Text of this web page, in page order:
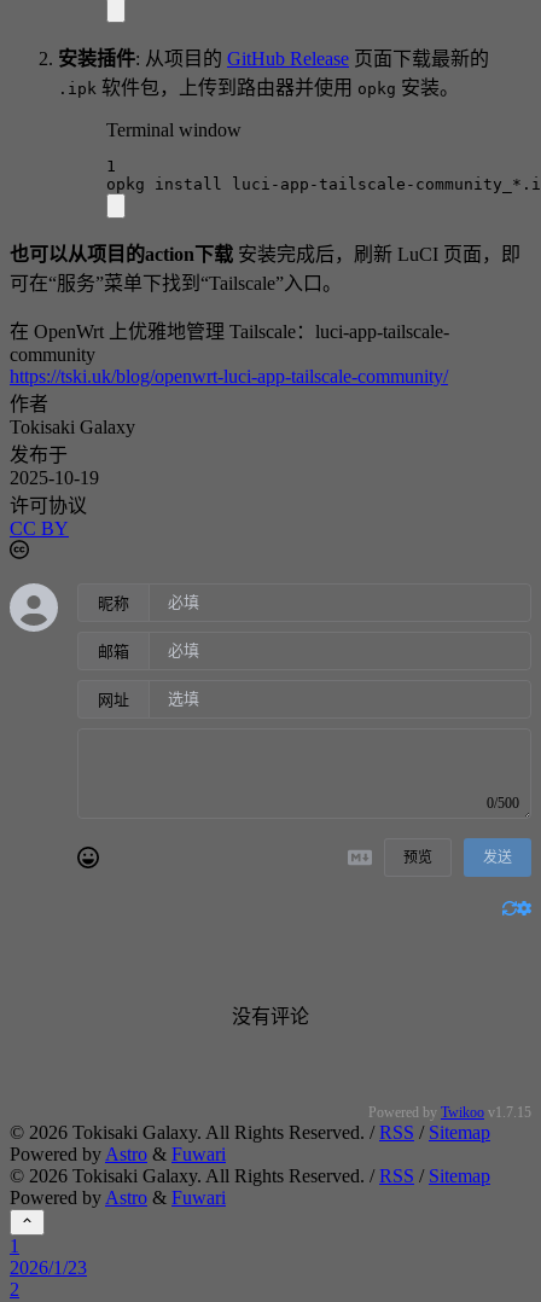
安装插件: 从项目的 GitHub Release 页面下载最新的
.ipk 软件包，上传到路由器并使用 opkg 安装。
Terminal window
1
opkg
install luci-app-tailscale-community_ *
也可以从项目的action下载 安装完成后，刷新 LuCI 页面，即
可在“服务”菜单下找到“Tailscale”入口。
在 OpenWrt 上优雅地管理 Tailscale：luci-app-tailscale-
community
https://tski.uk/blog/openwrt-luci-app-tailscale-community/
作者
Tokisaki Galaxy
发布于
2025-10-19
许可协议
CC BY
昵称
邮箱
网址
0/500
预览 发送
没有评论
Powered by Twikoo v1.7.15
© 2026 Tokisaki Galaxy. All Rights Reserved. /RSS / Sitemap
Powered by Astro & Fuwari
© 2026 Tokisaki Galaxy. All Rights Reserved. /RSS / Sitemap
Powered by Astro & Fuwari
1
2026/1/23
2